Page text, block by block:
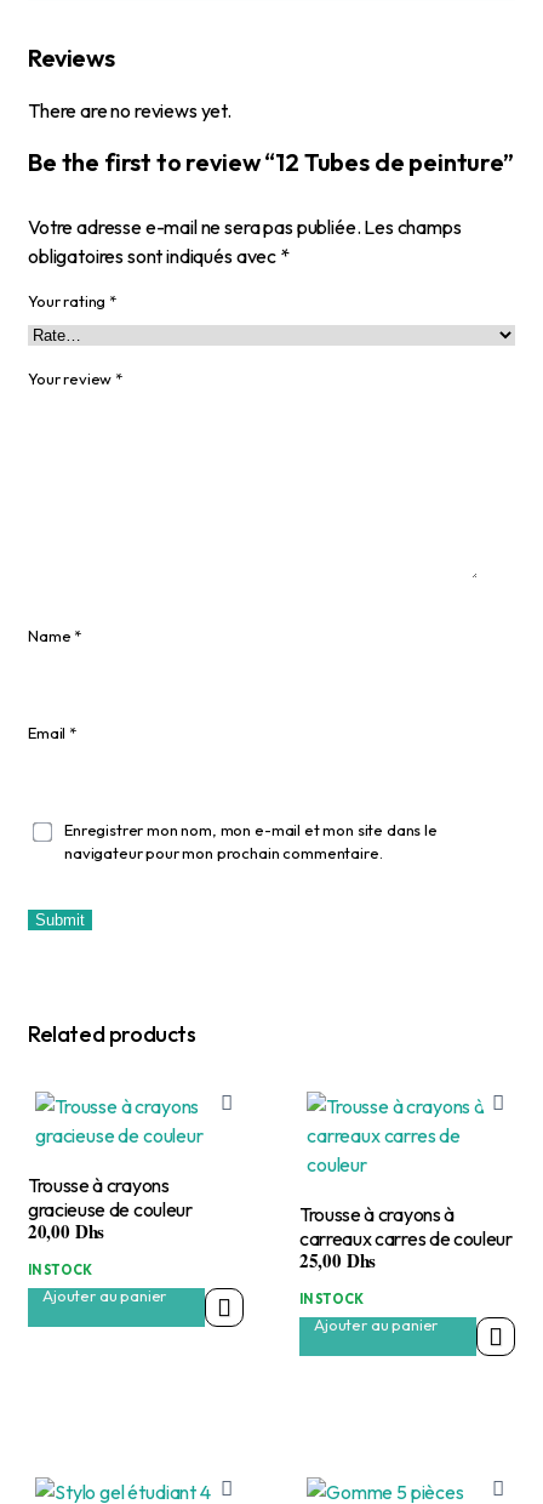
Reviews
There are no reviews yet.
Be the first to review “12 Tubes de peinture”
Votre adresse e-mail ne sera pas publiée. Les champs
obligatoires sont indiqués avec *
Your rating *
Your review *
Name *
Email *
Enregistrer mon nom, mon e-mail et mon site dans le
navigateur pour mon prochain commentaire.
Related products
Trousse à crayons
gracieuse de couleur
20,00Dhs
IN STOCK
Ajouter au panier
Trousse à crayons à
carreaux carres de couleur
25,00Dhs
IN STOCK
Ajouter au panier